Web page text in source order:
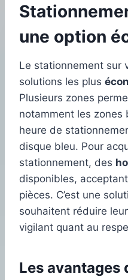
une option
Le stationnement sur
solutions les plus
Plusieurs zones
notamment les zones
heure de
disque bleu. Pour
stationnement, des
disponibles,
pièces. C’est une
souhaitent réduire
vigilant quant au
Les avantages